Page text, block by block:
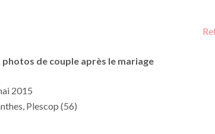
de couple après le mariage
2015
Plescop (56)